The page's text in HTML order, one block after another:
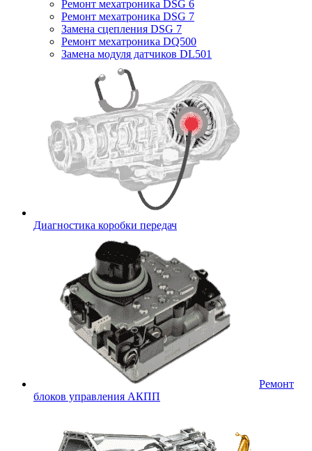
Ремонт мехатроника DSG 6
Ремонт мехатроника DSG 7
Замена сцепления DSG 7
Ремонт мехатроника DQ500
Замена модуля датчиков DL501
Диагностика коробки передач
Ремонт
блоков управления АКПП